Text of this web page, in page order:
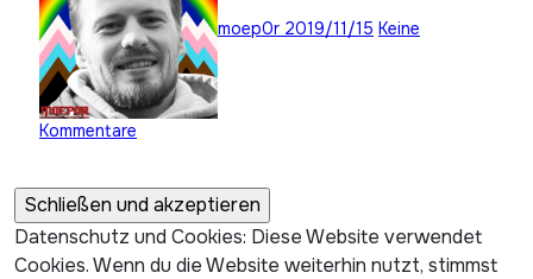
moep0r 2019/11/15 Keine
Kommentare
Datenschutz und Cookies: Diese Website verwendet
Cookies. Wenn du die Website weiterhin nutzt, stimmst